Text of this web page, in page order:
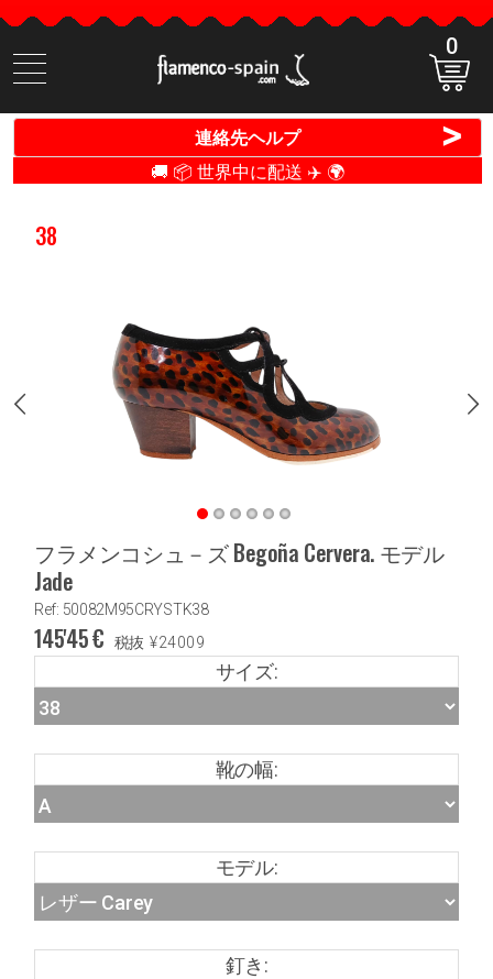
商
品
検
0
連絡先ヘルプ >
🚚 📦 世界中に配送 ✈️ 🌍
38
フラメンコシュ－ズ Begoña Cervera. モデル
Jade
Ref: 50082M95CRYSTK38
145'45€ 税抜 ¥24009
サイズ:
靴の幅:
モデル:
釘き: